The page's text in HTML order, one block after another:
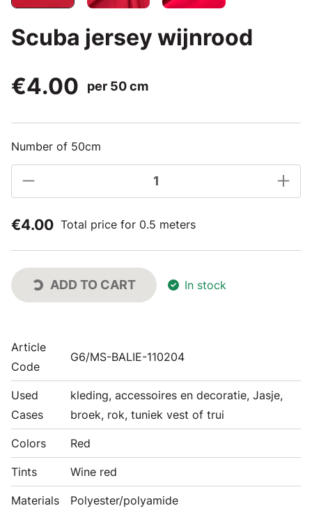
Scuba jersey wijnrood
€4.00
per 50 cm
Number of 50cm
€4.00 Total price for 0.5 meters
ADD TO CART In stock
Article
Code
G6/MS-BALIE-110204
Used
Cases
kleding, accessoires en decoratie, Jasje,
broek, rok, tuniek vest of trui
Colors Red
Tints Wine red
Materials Polyester/polyamide